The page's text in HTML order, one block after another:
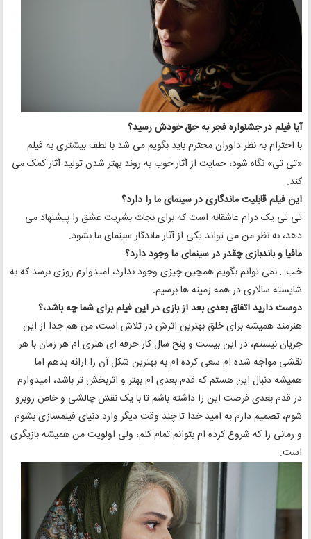
آیا فیلم در جشنواره فجر به حق خودش رسید؟
با احترام به نظر داوران محترم باید بگویم می شد با لطف بیشتری به فیلم
«تی ‌تی» نگاه شود، حمایت از آثار خوب به روند بهتر شدن تولید آثار کمک می
کند.
این فیلم قابلیت ماندگاری در سینمای ما را دارد؟
تی ‌تی یک درام عاشقانه‌ است که برای نجات بشریت عشق را پیشنهاد می
دهد، به نظر من می تواند یکی از آثار ماندگار سینمای ما بشود.
مافیا و باندبازی چقدر در سینمای ما وجود دارد؟
خب… نمی توانم بگویم همچین چیزی وجود ندارد، امیدوارم روزی برسد که به
شایسته سالاری در همه زمینه ها برسیم.
دوست دارید اتفاق بعدی بعد از بازی در این فیلم برای شما چه باشد،؟
هنرمند همیشه برای خلق بهترین اثرش در تلاش است، من هم جدا از این
جریان نیستم، در این بیست و پنج سال کار حرفه ای هنری ام هر زمان با هر
نقشی مواجه شده ام سعی کرده ام به بهترین شکل آن را ارائه بدهم اما
همیشه دنبال این هستم که قدم بعدی ام بهتر و اثربخش تر باشد، امیدوارم
در قدم بعدی فرصت این را داشته باشم تا با یک نقش چالشی و خاص روبرو
شوم، تصمیم دارم به امید خدا تا چند وقت دیگر وارد دنیای فیلمسازی بشوم
و رمانی را که شروع کرده ام بتوانم تمام کنم، ولی اولویت من همیشه بازیگری
است.